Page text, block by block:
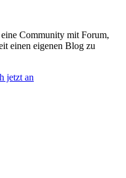
Community mit Forum,
einen eigenen Blog zu
jetzt an